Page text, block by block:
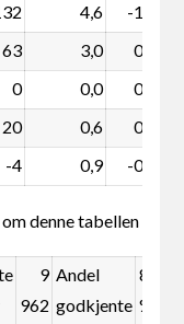
4,6 -1,9
63 3,0 0,4
0 0,0 0,0
20 0,6 0,2
-4 0,9 -0,1
om denne tabellen
9
962
Andel
godkjente
83,0
%